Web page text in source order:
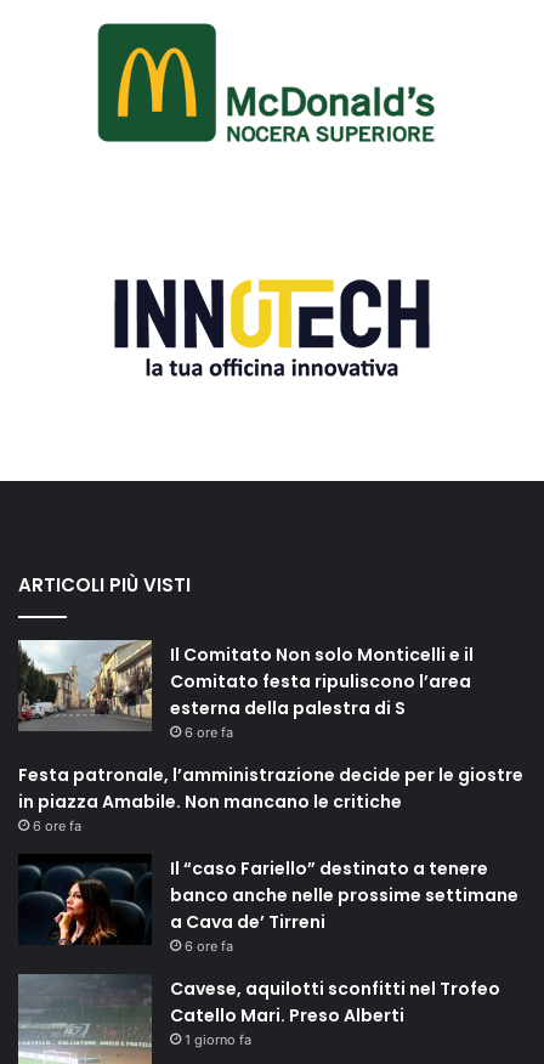
ARTICOLI PIÙ VISTI
Il Comitato Non solo Monticelli e il
Comitato festa ripuliscono l’area
esterna della palestra di S
6 ore fa
Festa patronale, l’amministrazione decide per le giostre
in piazza Amabile. Non mancano le critiche
6 ore fa
Il “caso Fariello” destinato a tenere
banco anche nelle prossime settimane
a Cava de’ Tirreni
6 ore fa
Cavese, aquilotti sconfitti nel Trofeo
Catello Mari. Preso Alberti
1 giorno fa